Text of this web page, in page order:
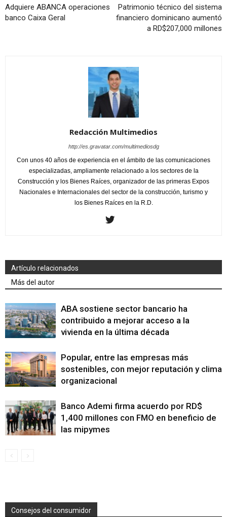
Adquiere ABANCA operaciones
banco Caixa Geral
Patrimonio técnico del sistema
financiero dominicano aumentó
a RD$207,000 millones
Redacción Multimedios
http://es.gravatar.com/multimediosdg
Con unos 40 años de experiencia en el ámbito de las comunicaciones
especializadas, ampliamente relacionado a los sectores de la
Construcción y los Bienes Raíces, organizador de las primeras Expos
Nacionales e Internacionales del sector de la construcción, turismo y
los Bienes Raíces en la R.D.
Artículo relacionados
Más del autor
ABA sostiene sector bancario ha
contribuido a mejorar acceso a la
vivienda en la última década
Popular, entre las empresas más
sostenibles, con mejor reputación y clima
organizacional
Banco Ademi firma acuerdo por RD$
1,400 millones con FMO en beneficio de
las mipymes
Consejos del consumidor